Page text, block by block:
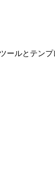
ールとテンプ